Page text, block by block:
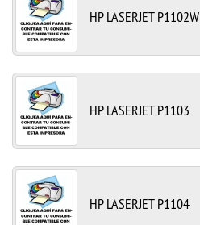
HP LASERJET P1102W
HP LASERJET P1103
HP LASERJET P1104